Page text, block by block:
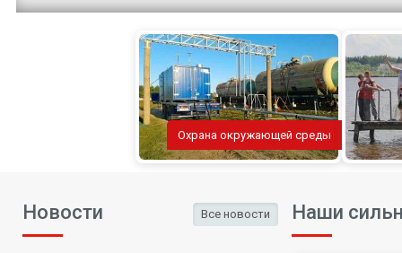
Охрана окружающей среды
Новости Все новости Наши